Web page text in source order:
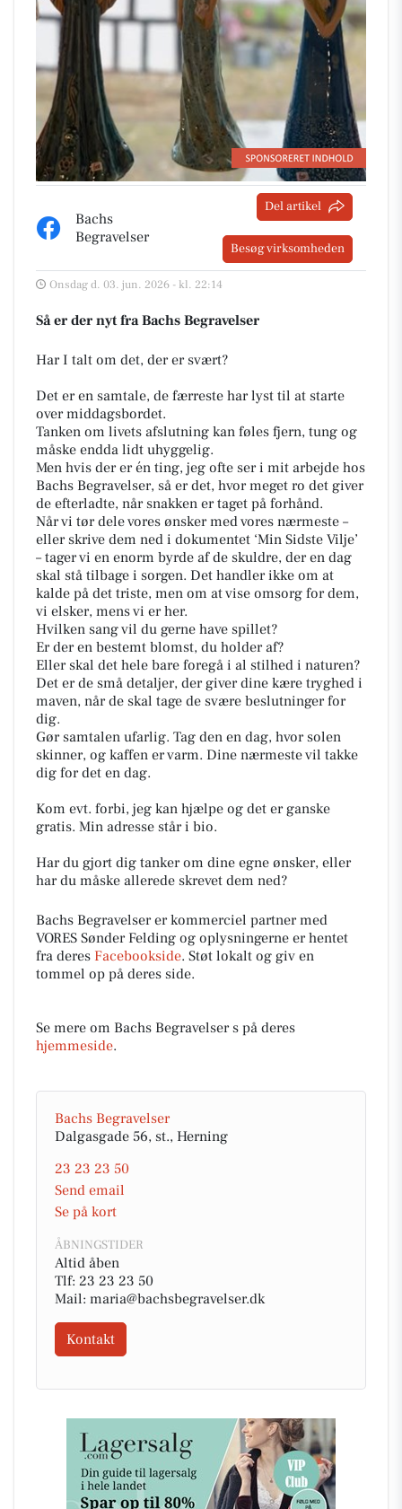
Bachs
Begravelser
Del artikel
Besøg virksomheden
Onsdag d. 03. jun. 2026 - kl. 22:14
Så er der nyt fra Bachs Begravelser
Har I talt om det, der er svært?
Det er en samtale, de færreste har lyst til at starte
over middagsbordet.
Tanken om livets afslutning kan føles fjern, tung og
måske endda lidt uhyggelig.
Men hvis der er én ting, jeg ofte ser i mit arbejde hos
Bachs Begravelser, så er det, hvor meget ro det giver
de efterladte, når snakken er taget på forhånd.
Når vi tør dele vores ønsker med vores nærmeste –
eller skrive dem ned i dokumentet ‘Min Sidste Vilje’
– tager vi en enorm byrde af de skuldre, der en dag
skal stå tilbage i sorgen. Det handler ikke om at
kalde på det triste, men om at vise omsorg for dem,
vi elsker, mens vi er her.
Hvilken sang vil du gerne have spillet?
Er der en bestemt blomst, du holder af?
Eller skal det hele bare foregå i al stilhed i naturen?
Det er de små detaljer, der giver dine kære tryghed i
maven, når de skal tage de svære beslutninger for
dig.
Gør samtalen ufarlig. Tag den en dag, hvor solen
skinner, og kaffen er varm. Dine nærmeste vil takke
dig for det en dag.
Kom evt. forbi, jeg kan hjælpe og det er ganske
gratis. Min adresse står i bio.
Har du gjort dig tanker om dine egne ønsker, eller
har du måske allerede skrevet dem ned?
Bachs Begravelser er kommerciel partner med
VORES Sønder Felding og oplysningerne er hentet
fra deres Facebookside. Støt lokalt og giv en
tommel op på deres side.
Se mere om Bachs Begravelser s på deres
hjemmeside.
Bachs Begravelser
Dalgasgade 56, st., Herning
23 23 23 50
Send email
Se på kort
ÅBNINGSTIDER
Altid åben
Tlf: 23 23 23 50
Mail: maria@bachsbegravelser.dk
Kontakt